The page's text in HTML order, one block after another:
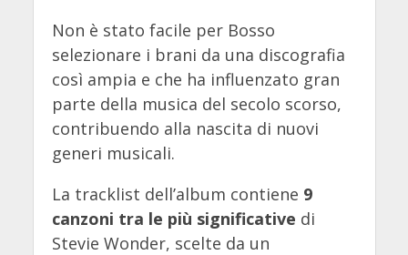
Non è stato facile per Bosso
selezionare i brani da una discografia
così ampia e che ha influenzato gran
parte della musica del secolo scorso,
contribuendo alla nascita di nuovi
generi musicali.
La tracklist dell’album contiene 9
canzoni tra le più significative di
Stevie Wonder, scelte da un